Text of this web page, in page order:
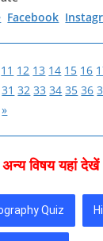
Facebook
11 12 13 14 15 16
31 32 33 34 35 36
»
अन्‍य विषय यहां देखें
Quiz